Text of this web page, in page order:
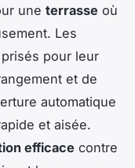
une terrasse où
Les
pour leur
et de
automatique
et aisée.
efficace contre